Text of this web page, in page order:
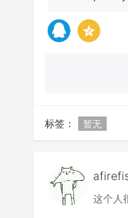
标签： 暂无
这个人